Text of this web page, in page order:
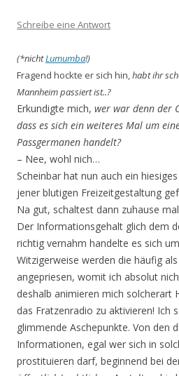
Schreibe eine Antwort
(*nichtLumumba!)
Fragend hockte er sich hin,habt ihr
Mannheim passiert ist..?
Erkundigte mich, wer war denn der
dass es sich ein weiteres Mal um
Passgermanen handelt?
– Nee, wohl nich…
Scheinbar hat nun auch ein
jener blutigen Freizeitgestaltung
Na gut, schaltest dann zuhause
Der Informationsgehalt glich dem
richtig vernahm handelte es sich
Witzigerweise werden die häufig als
angepriesen, womit ich absolut
deshalb animieren mich solcherart
das Fratzenradio zu aktivieren! Ich
glimmende Aschepunkte. Von den
Informationen, egal wer sich in
prostituieren darf, be­ginnend bei